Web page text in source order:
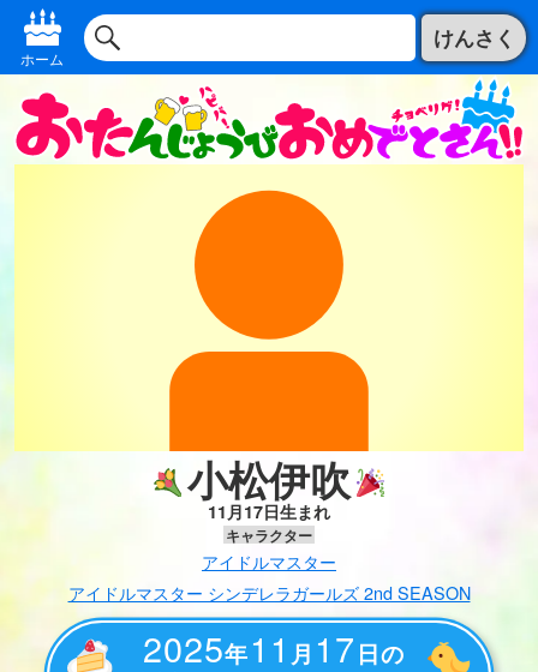
ホーム
けんさく
小松伊吹
11月17日生まれ
キャラクター
アイドルマスター
アイドルマスター シンデレラガールズ 2nd SEASON
2025年11 月 17 日の